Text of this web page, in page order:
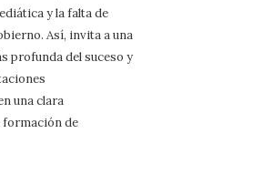
y la falta de
Así, invita a una
profunda del suceso y
una clara
de